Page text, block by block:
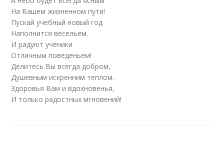
На Вашем жизненном пути!
Пускай учебный новый год
Наполнится весельем.
И радуют ученики
Отличным поведеньем!
Делитесь Вы всегда добром,
Душевным искренним теплом.
Здоровья Вам и вдохновенья,
И только радостных мгновений!